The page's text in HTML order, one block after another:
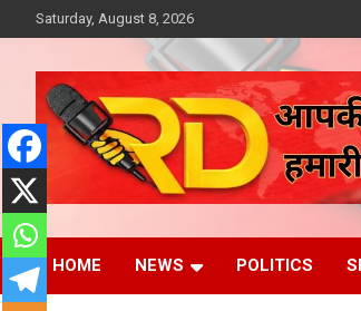
to
Saturday, August 8, 2026
Reporter Diaries
आपकी आवाज, हमारी कोशिश
HOME NEWS POLITICS